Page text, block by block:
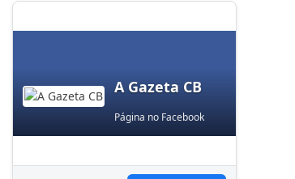
A Gazeta CB
Página no Facebook